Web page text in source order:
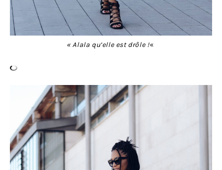
« Alala qu’elle est drôle !«